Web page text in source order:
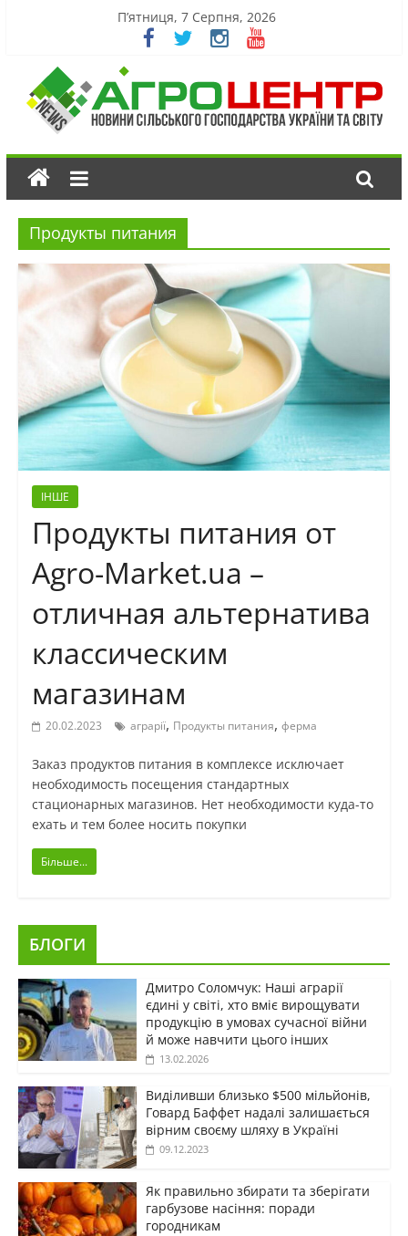
П’ятниця, 7 Серпня, 2026
Продукты питания
ІНШЕ
Продукты питания от
Agro-Market.ua –
отличная альтернатива
классическим
магазинам
20.02.2023 аграрії, Продукты питания, ферма
Заказ продуктов питания в комплексе исключает
необходимость посещения стандартных
стационарных магазинов. Нет необходимости куда-то
ехать и тем более носить покупки
Більше...
БЛОГИ
Дмитро Соломчук: Наші аграрії
єдині у світі, хто вміє вирощувати
продукцію в умовах сучасної війни
й може навчити цього інших
13.02.2026
Виділивши близько $500 мільйонів,
Говард Баффет надалі залишається
вірним своєму шляху в Україні
09.12.2023
Як правильно збирати та зберігати
гарбузове насіння: поради
городникам